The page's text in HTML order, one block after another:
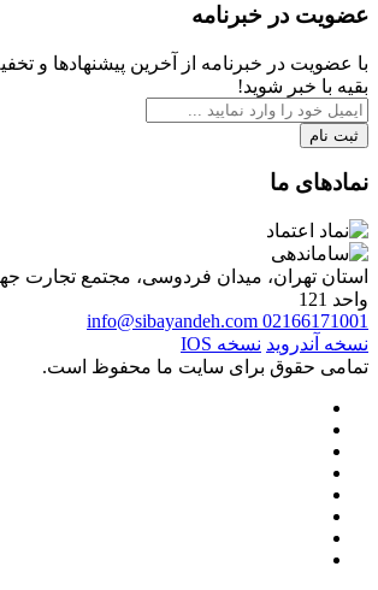
عضویت در خبرنامه
با عضویت در خبرنامه از آخرین پیشنهادها و
بقیه با خبر شوید!
ثبت نام
نمادهای ما
استان تهران، میدان فردوسی، مجتمع تجارت
واحد 121
02166171001
info@sibayandeh.com
نسخه آندروید نسخه IOS
تمامی حقوق برای سایت ما محفوظ است.